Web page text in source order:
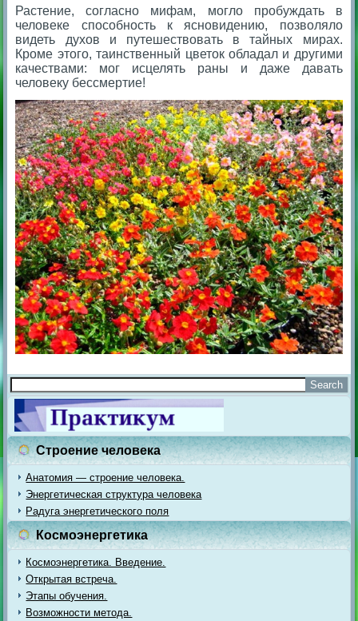
Растение, согласно мифам, могло пробуждать в
человеке способность к ясновидению, позволяло
видеть духов и путешествовать в тайных мирах.
Кроме этого, таинственный цветок обладал и другими
качествами: мог исцелять раны и даже давать
человеку бессмертие!
Строение человека
Анатомия — строение человека.
Энергетическая структура человека
Радуга энергетического поля
Космоэнергетика
Космоэнергетика. Введение.
Открытая встреча.
Этапы обучения.
Возможности метода.